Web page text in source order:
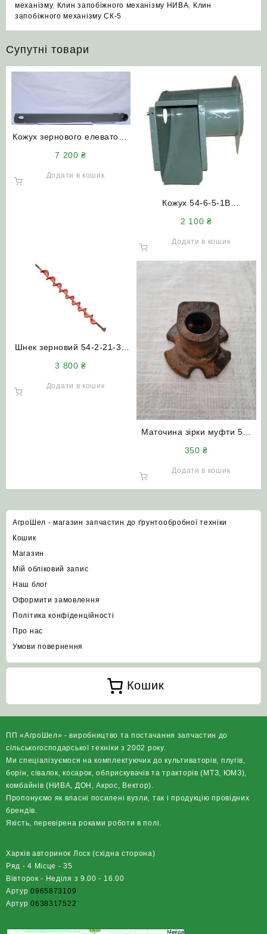
механізму, Клин запобіжного механізму НИВА, Клин
запобіжного механізму СК-5
Супутні товари
Кожух зернового елеватора
(довгий)
7 200₴
Додати в кошик
Кожух 54-6-5-1В
2 100₴
Додати в кошик
Шнек зерновий 54-2-21-3А
3 800₴
Додати в кошик
Маточина зірки муфти 54-
комбайнів СК-5 НИВА
350₴
Додати в кошик
АгроШел - магазин запчастин до ґрунтообробної техніки
Кошик
Магазин
Мій обліковий запис
Наш блог
Оформити замовлення
Політика конфіденційності
Про нас
Умови повернення
Кошик
ПП «АгроШел» - виробництво та постачання запчастин до
сільськогосподарської техніки з 2002 року.
Ми спеціалізуємося на комплектуючих до культиваторів, плугів,
борін, сівалок, косарок, обприскувачів та тракторів (МТЗ, ЮМЗ),
комбайнів (НИВА, ДОН, Акрос, Вектор).
Пропонуємо як власні посилені вузли, так і продукцію провідних
брендів.
Якість, перевірена роками роботи в полі.
Харків авторинок Лоск (східна сторона)
Ряд - 4 Місце - 35
Вівторок - Неділя з 9.00 - 16.00
Артур0965873109
Артур0638317522